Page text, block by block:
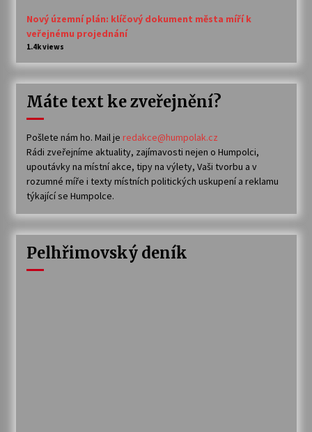
Nový územní plán: klíčový dokument města míří k
veřejnému projednání
1.4k views
Máte text ke zveřejnění?
Pošlete nám ho. Mail je redakce@humpolak.cz
Rádi zveřejníme aktuality, zajímavosti nejen o Humpolci,
upoutávky na místní akce, tipy na výlety, Vaši tvorbu a v
rozumné míře i texty místních politických uskupení a reklamu
týkající se Humpolce.
Pelhřimovský deník